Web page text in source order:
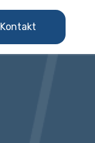
Kontakt